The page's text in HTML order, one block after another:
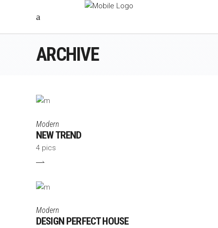
ARCHIVE
Modern
NEW TREND
4 pics
Modern
DESIGN PERFECT HOUSE